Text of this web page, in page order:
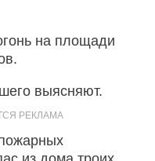
на площади
выясняют.